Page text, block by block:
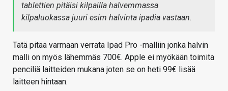
tablettien pitäisi kilpailla halvemmassa
kilpaluokassa juuri esim halvinta ipadia vastaan.
Tätä pitää varmaan verrata Ipad Pro -malliin jonka halvin
malli on myös lähemmäs 700€. Apple ei myökään toimita
penciliä laitteiden mukana joten se on heti 99€ lisää
laitteen hintaan.